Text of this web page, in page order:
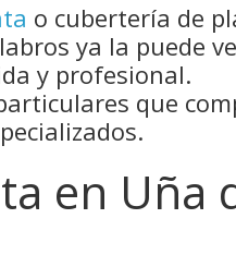
o cubertería de
ya la puede
y profesional.
que
en Uña